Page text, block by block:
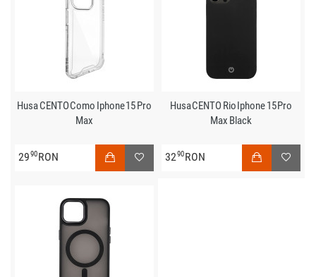
Husa CENTO Como Iphone 15 Pro
Max
2990RON
Husa CENTO Rio Iphone 15 Pro
Max Black
3290RON